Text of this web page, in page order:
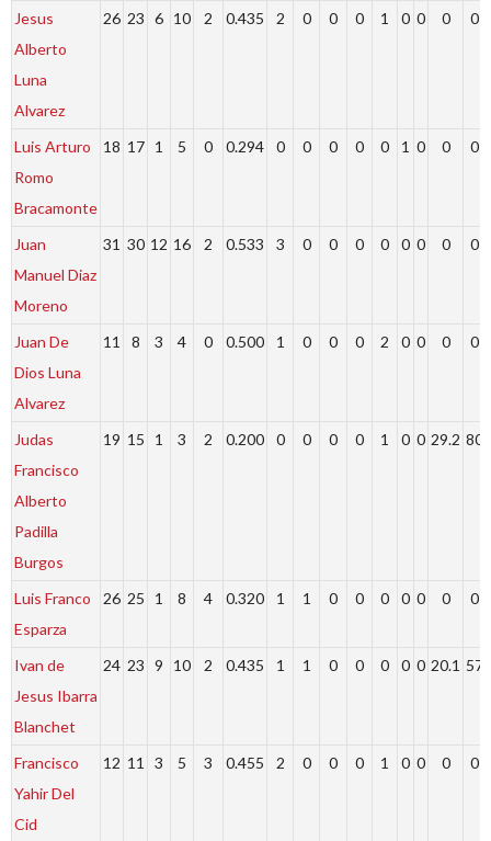
Jesus
Alberto
Luna
Alvarez
26 23 6 10 2 0.435 2 0 0 0 1 0 0 0 0
Luis Arturo
Romo
Bracamonte
18 17 1 5 0 0.294 0 0 0 0 0 1 0 0 0
Juan
Manuel Diaz
Moreno
31 30 12 16 2 0.533 3 0 0 0 0 0 0 0 0
Juan De
Dios Luna
Alvarez
11 8 3 4 0 0.500 1 0 0 0 2 0 0 0 0
Judas
Francisco
Alberto
Padilla
Burgos
19 15 1 3 2 0.200 0 0 0 0 1 0 0 29.2 80
Luis Franco
Esparza
26 25 1 8 4 0.320 1 1 0 0 0 0 0 0 0
Ivan de
Jesus Ibarra
Blanchet
24 23 9 10 2 0.435 1 1 0 0 0 0 0 20.1 57
Francisco
Yahir Del
Cid
12 11 3 5 3 0.455 2 0 0 0 1 0 0 0 0